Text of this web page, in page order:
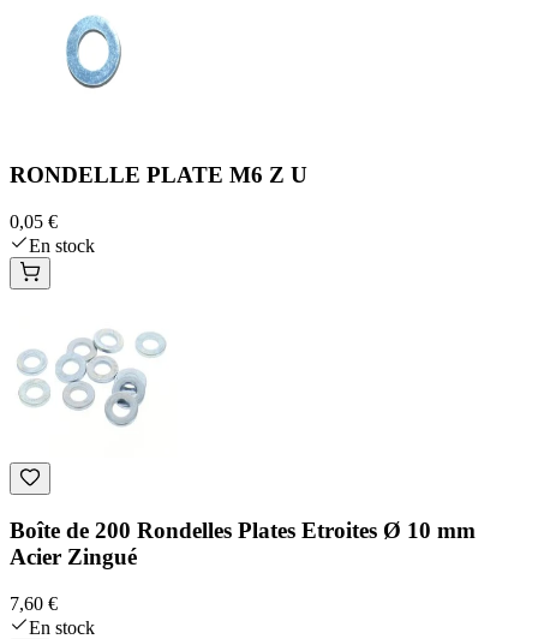
RONDELLE PLATE M6 Z U
0,05 €
En stock
Boîte de 200 Rondelles Plates Etroites Ø 10 mm
Acier Zingué
7,60 €
En stock